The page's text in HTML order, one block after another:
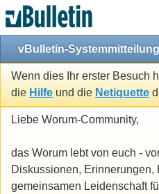
vBulletin-Systemmitteilung
Wenn dies Ihr erster Besuch
die Hilfe und die Netiquette
Liebe Worum-Community,
das Worum lebt von euch -
Diskussionen, Erinnerungen,
gemeinsamen Leidenschaft